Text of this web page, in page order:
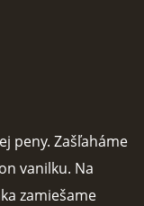
peny. Zašľaháme
vanilku. Na
zamiešame